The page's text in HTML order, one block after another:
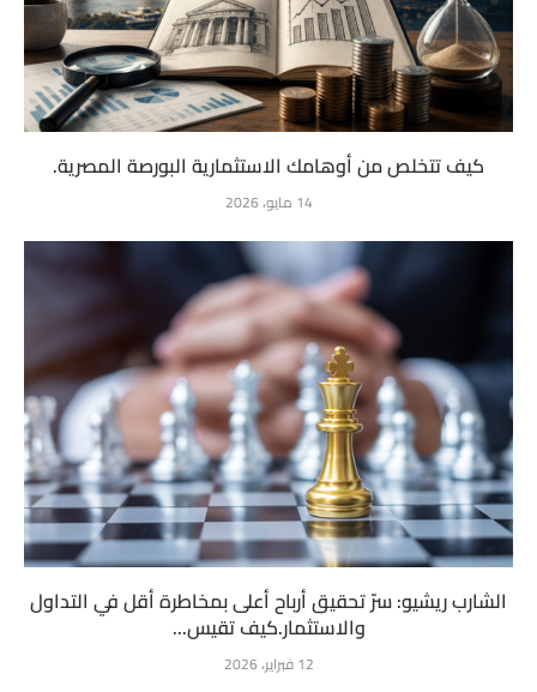
كيف تتخلص من أوهامك الاستثمارية البورصة المصرية.
14 مايو، 2026
الشارب ريشيو: سرّ تحقيق أرباح أعلى بمخاطرة أقل في التداول
والاستثمار.كيف تقيس...
12 فبراير، 2026